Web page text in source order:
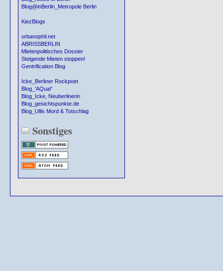
Blog@inBerlin_Metropole Berlin
KiezBlogs
urbanophil.net
ABRISSBERLIN
Mietenpolitisches Dossier
Steigende Mieten stoppen!
Gentrification Blog
Icke_Berliner Rockpoet
Blog_'AQua!'
Blog_Icke, Neuberlinerin
Blog_gesichtspunkte.de
Blog_Ullis Mord & Totschlag
Sonstiges